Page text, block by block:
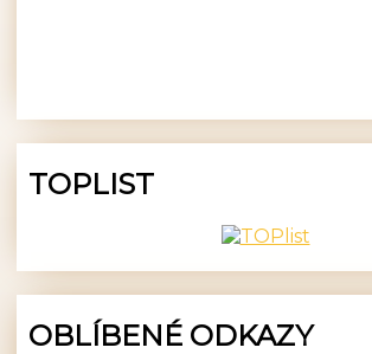
TOPLIST
OBLÍBENÉ ODKAZY